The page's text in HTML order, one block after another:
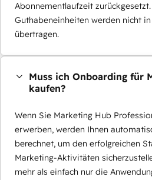
Abonnementlaufzeit
Guthabeneinheiten werden nicht
übertragen.
Muss ich Onboarding für
kaufen?
Wenn Sie Marketing Hub
erwerben, werden Ihnen
berechnet, um den erfolgreichen
Marketing-Aktivitäten
mehr als einfach nur die